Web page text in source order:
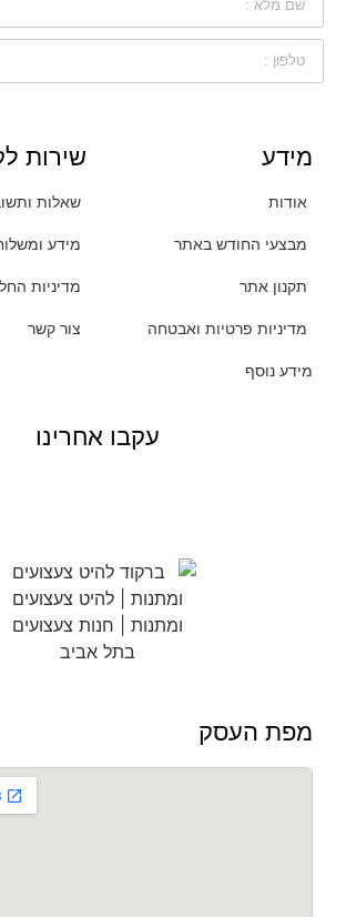
מידע
אודות
מבצעי החודש באתר
תקנון אתר
מדיניות פרטיות ואבטחה
מידע נוסף
שירות
שאלות
מידע
מדיניות
צור קשר
עקבו אחרינו
מפת העסק